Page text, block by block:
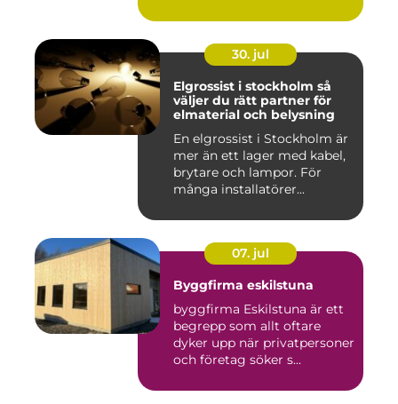
30. jul
Elgrossist i stockholm så
väljer du rätt partner för
elmaterial och belysning
En elgrossist i Stockholm är
mer än ett lager med kabel,
brytare och lampor. För
många installatörer...
07. jul
Byggfirma eskilstuna
byggfirma Eskilstuna är ett
begrepp som allt oftare
dyker upp när privatpersoner
och företag söker s...